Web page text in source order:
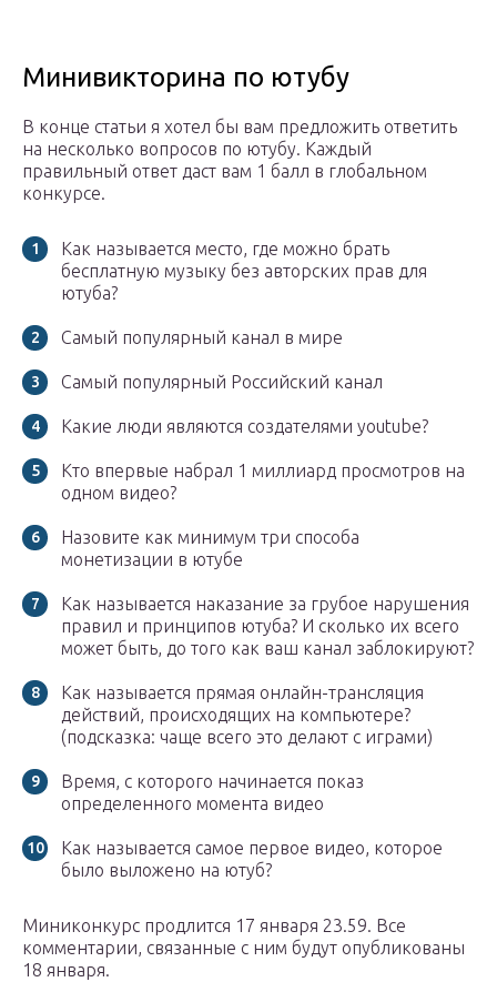
Минивикторина по ютубу
В конце статьи я хотел бы вам предложить ответить
на несколько вопросов по ютубу. Каждый
правильный ответ даст вам 1 балл в глобальном
конкурсе.
Как называется место, где можно брать
бесплатную музыку без авторских прав для
ютуба?
Самый популярный канал в мире
Самый популярный Российский канал
Какие люди являются создателями youtube?
Кто впервые набрал 1 миллиард просмотров на
одном видео?
Назовите как минимум три способа
монетизации в ютубе
Как называется наказание за грубое нарушения
правил и принципов ютуба? И сколько их всего
может быть, до того как ваш канал заблокируют?
Как называется прямая онлайн-трансляция
действий, происходящих на компьютере?
(подсказка: чаще всего это делают с играми)
Время, с которого начинается показ
определенного момента видео
Как называется самое первое видео, которое
было выложено на ютуб?
Миниконкурс продлится 17 января 23.59. Все
комментарии, связанные с ним будут опубликованы
18 января.